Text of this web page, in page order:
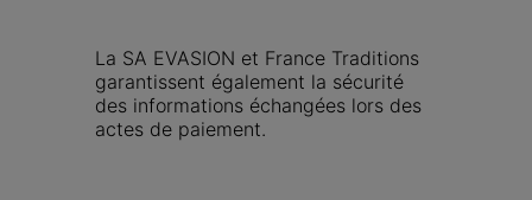
La SA EVASION et France Traditions
garantissent également la sécurité
des informations échangées lors des
actes de paiement.